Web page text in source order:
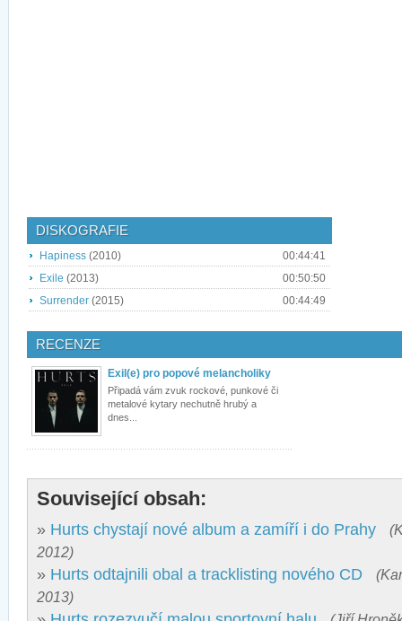
DISKOGRAFIE
Hapiness (2010)
00:44:41
Exile (2013)
00:50:50
Surrender (2015) 00:44:49
RECENZE
Exil(e) pro popové melancholiky
Připadá vám zvuk rockové, punkové či
metalové kytary nechutně hrubý a
dnes...
Související obsah:
» Hurts chystají nové album a zamíří i do Prahy
2012)
» Hurts odtajnili obal a tracklisting nového CD
2013)